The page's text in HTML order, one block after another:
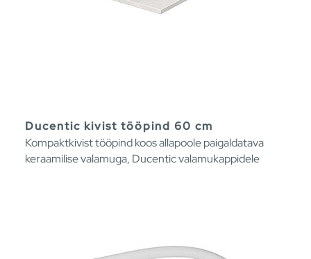
Ducentic kivist tööpind 60 cm
Kompaktkivist tööpind koos allapoole paigaldatava
keraamilise valamuga, Ducentic valamukappidele